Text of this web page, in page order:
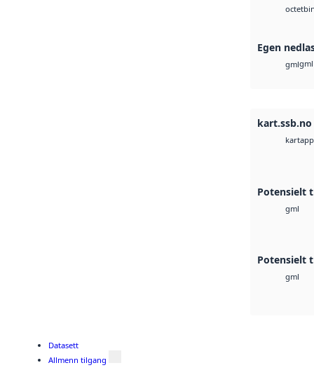
octet
Egen
gmlgml
kart.ssb.no
Potensielt
gml
Potensielt
gml
Datasett
Allmenn tilgang